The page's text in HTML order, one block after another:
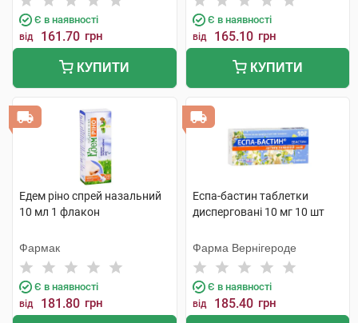
Є в наявності
від 161.70 грн
КУПИТИ
Є в наявності
від 165.10 грн
КУПИТИ
Едем ріно спрей назальний
10 мл 1 флакон
Фармак
Є в наявності
від 181.80 грн
Еспа-бастин таблетки
дисперговані 10 мг 10 шт
Фарма Вернігероде
Є в наявності
від 185.40 грн